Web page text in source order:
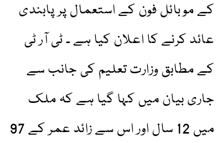
کے موبائل فون کے استعمال پر پابندی
عائد کرنے کا اعلان کیا ہے ۔ ٹی آر ٹی
کے مطابق وزارت تعلیم کی جانب سے
جاری بیان میں کہا گیا ہے کہ ملک
میں 12 سال اور اس سے زائد عمر کے 97